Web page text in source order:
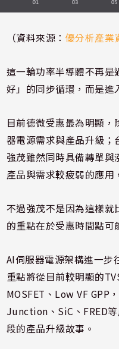
（資料來源： 優分析產業
這一輪功率半導體不再
好」的同步循環，而是進
目前德微受惠最為明顯
器電源需求與產品升級；
強茂雖然同時具備轉單
產品與需求較疲弱的應用
不過強茂不是因為這樣
的重點在於受惠時間點可
AI伺服器電源架構進一步
重點將從目前較明顯的
MOSFET、Low VF GPP
Junction、SiC、FRED
段的產品升級故事。